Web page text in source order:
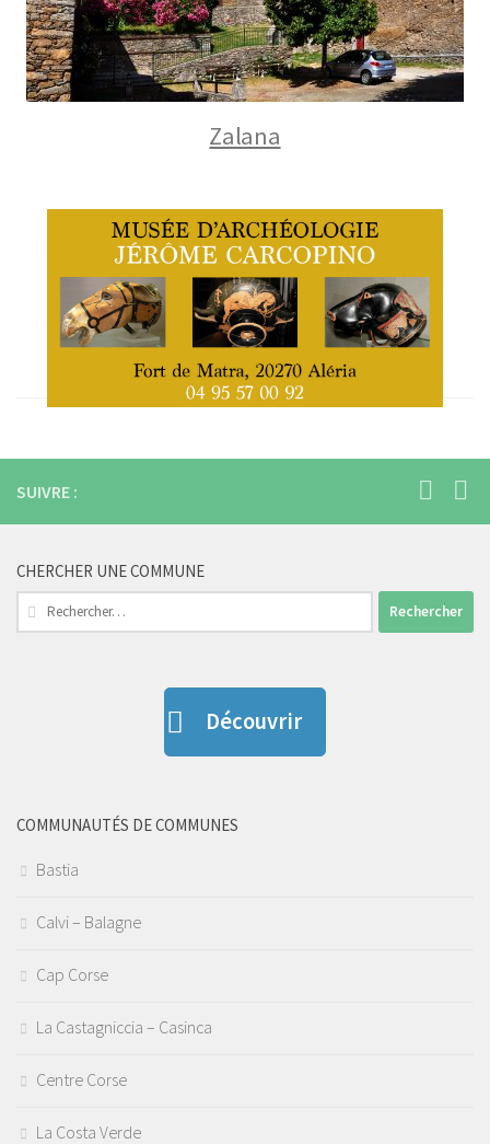
Zalana
SUIVRE :
CHERCHER UNE COMMUNE
Rechercher :
Découvrir
COMMUNAUTÉS DE COMMUNES
Bastia
Calvi – Balagne
Cap Corse
La Castagniccia – Casinca
Centre Corse
La Costa Verde